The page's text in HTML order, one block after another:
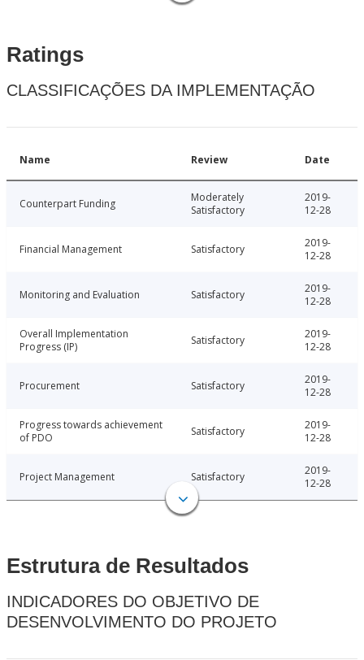
Ratings
CLASSIFICAÇÕES DA IMPLEMENTAÇÃO
Name Review Date
Counterpart Funding
Moderately
Satisfactory
2019-
12-28
Financial Management Satisfactory
2019-
12-28
Monitoring and Evaluation Satisfactory
2019-
12-28
Overall Implementation
Progress (IP)
Satisfactory
2019-
12-28
Procurement Satisfactory
2019-
12-28
Progress towards achievement
of PDO
Satisfactory
2019-
12-28
Project Management Satisfactory
2019-
12-28
Estrutura de Resultados
INDICADORES DO OBJETIVO DE
DESENVOLVIMENTO DO PROJETO